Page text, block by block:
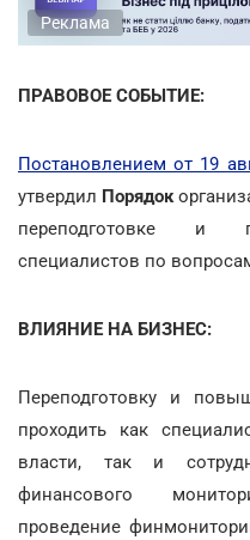
Реклама
ПРАВОВОЕ СОБЫТИЕ:
Постановлением от 19
утвердил Порядок
переподготовке и
специалистов по
ВЛИЯНИЕ НА БИЗНЕС:
Переподготовку и
проходить как
власти, так и
финансового
проведение